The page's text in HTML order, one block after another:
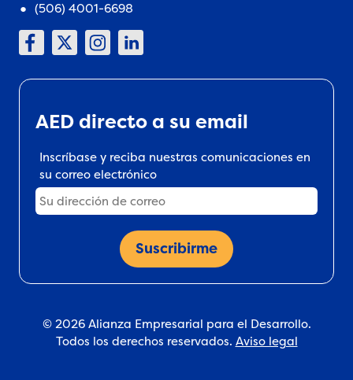
(506) 4001-6698
AED directo a su email
Inscríbase y reciba nuestras comunicaciones en
su correo electrónico
© 2026 Alianza Empresarial para el Desarrollo.
Todos los derechos reservados. Aviso legal